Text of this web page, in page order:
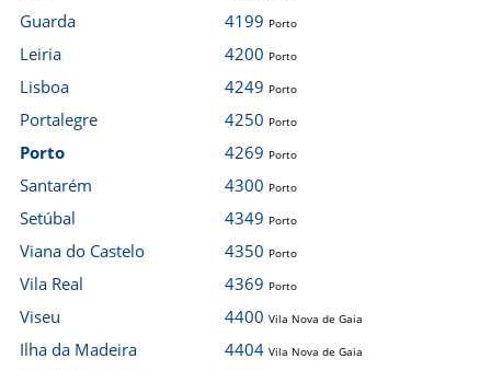
Guarda
Leiria
Lisboa
Portalegre
Porto
Santarém
Setúbal
Viana do Castelo
Vila Real
Viseu
Ilha da Madeira
4199 Porto
4200 Porto
4249 Porto
4250 Porto
4269 Porto
4300 Porto
4349 Porto
4350 Porto
4369 Porto
4400 Vila Nova de Gaia
4404 Vila Nova de Gaia